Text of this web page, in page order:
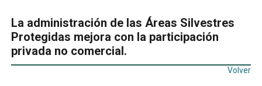
La administración de las Áreas Silvestres
Protegidas mejora con la participación
privada no comercial.
Volver